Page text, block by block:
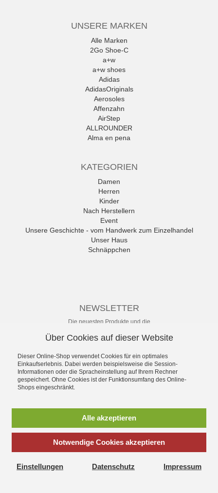
UNSERE MARKEN
Alle Marken
2Go Shoe-C
a+w
a+w shoes
Adidas
AdidasOriginals
Aerosoles
Affenzahn
AirStep
ALLROUNDER
Alma en pena
Amani
Andrea Conti
ANWR
anwr Schuh
ANXXXX
Apple of Eden
Ara
Mehr
KATEGORIEN
Damen
Herren
Kinder
Nach Herstellern
Event
Unsere Geschichte - vom Handwerk zum Einzelhandel
Unser Haus
Schnäppchen
NEWSLETTER
Die neuesten Produkte und die
Ihr nichts mehr verpasst.
Abonnieren
Versandkosten** unverbindliche Preisempfehlung
des Herstellers
SchuhWolf - das Erlebnis-Schuhhaus für die ganze Familie.
lieferbaren aktuellen Modellen vieler Hersteller und persönlichem
Über Cookies auf dieser Website
Dieser Online-Shop verwendet Cookies für ein optimales
Einkaufserlebnis. Dabei werden beispielsweise die Session-
Informationen oder die Spracheinstellung auf Ihrem Rechner
gespeichert. Ohne Cookies ist der Funktionsumfang des Online-
Shops eingeschränkt.
Alle akzeptieren
Notwendige Cookies akzeptieren
Einstellungen Datenschutz Impressum